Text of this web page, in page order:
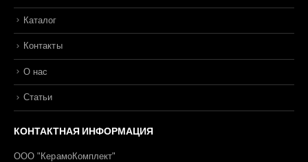
Каталог
Контакты
О нас
Статьи
КОНТАКТНАЯ ИНФОРМАЦИЯ
ООО "КерамоКомплект"